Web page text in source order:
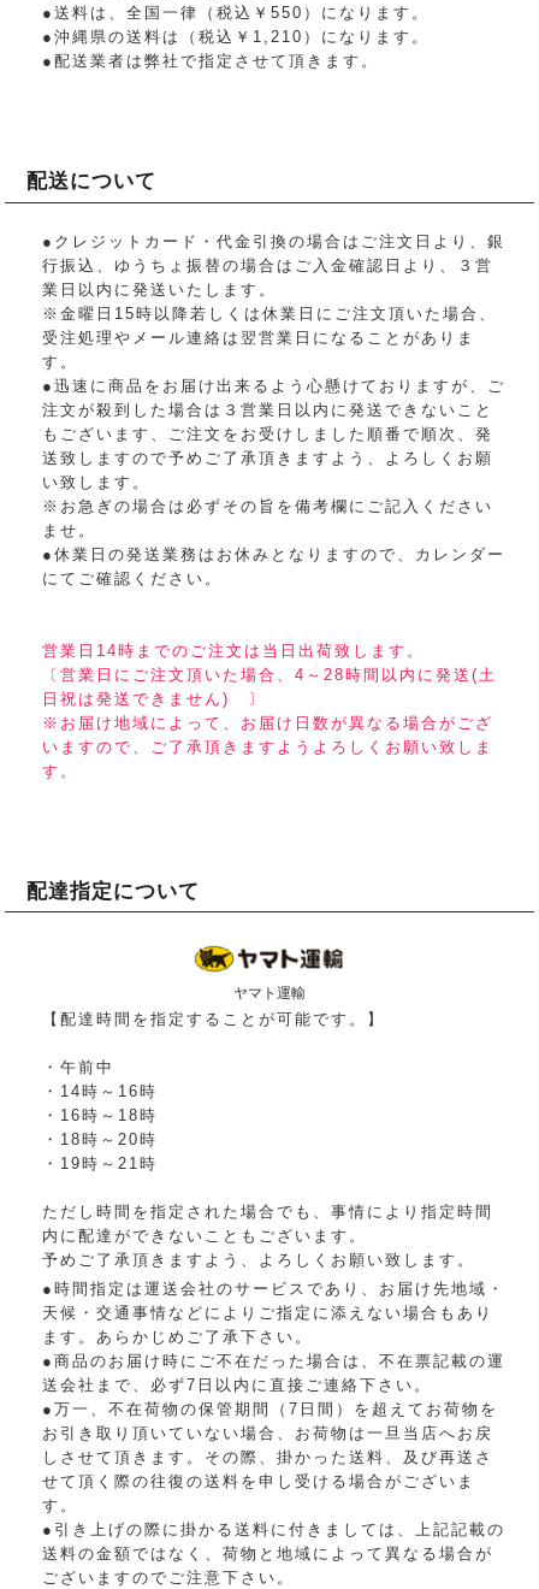
●送料は、全国一律（税込￥550）になります。
●沖縄県の送料は（税込￥1,210）になります。
●配送業者は弊社で指定させて頂きます。
配送について
●クレジットカード・代金引換の場合はご注文日より、銀
行振込、ゆうちょ振替の場合はご入金確認日より、３営
業日以内に発送いたします。
※金曜日15時以降若しくは休業日にご注文頂いた場合、
受注処理やメール連絡は翌営業日になることがありま
す。
●迅速に商品をお届け出来るよう心懸けておりますが、ご
注文が殺到した場合は３営業日以内に発送できないこと
もございます、ご注文をお受けしました順番で順次、発
送致しますので予めご了承頂きますよう、よろしくお願
い致します。
※お急ぎの場合は必ずその旨を備考欄にご記入ください
ませ。
●休業日の発送業務はお休みとなりますので、カレンダー
にてご確認ください。
営業日14時までのご注文は当日出荷致します。
〔営業日にご注文頂いた場合、4～28時間以内に発送(土
日祝は発送できません) 〕
※お届け地域によって、お届け日数が異なる場合がござ
いますので、ご了承頂きますようよろしくお願い致しま
す。
配達指定について
ヤマト運輸
【配達時間を指定することが可能です。】
・午前中
・14時～16時
・16時～18時
・18時～20時
・19時～21時
ただし時間を指定された場合でも、事情により指定時間
内に配達ができないこともございます。
予めご了承頂きますよう、よろしくお願い致します。
●時間指定は運送会社のサービスであり、お届け先地域・
天候・交通事情などによりご指定に添えない場合もあり
ます。あらかじめご了承下さい。
●商品のお届け時にご不在だった場合は、不在票記載の運
送会社まで、必ず7日以内に直接ご連絡下さい。
●万一、不在荷物の保管期間（7日間）を超えてお荷物を
お引き取り頂いていない場合、お荷物は一旦当店へお戻
しさせて頂きます。その際、掛かった送料、及び再送さ
せて頂く際の往復の送料を申し受ける場合がございま
す。
●引き上げの際に掛かる送料に付きましては、上記記載の
送料の金額ではなく、荷物と地域によって異なる場合が
ございますのでご注意下さい。